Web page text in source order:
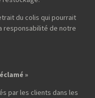
du colis qui pourrait
responsabilité de notre
»
par les clients dans les